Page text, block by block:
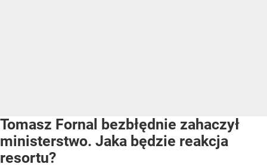
Tomasz Fornal bezbłędnie zahaczył
ministerstwo. Jaka będzie reakcja
resortu?